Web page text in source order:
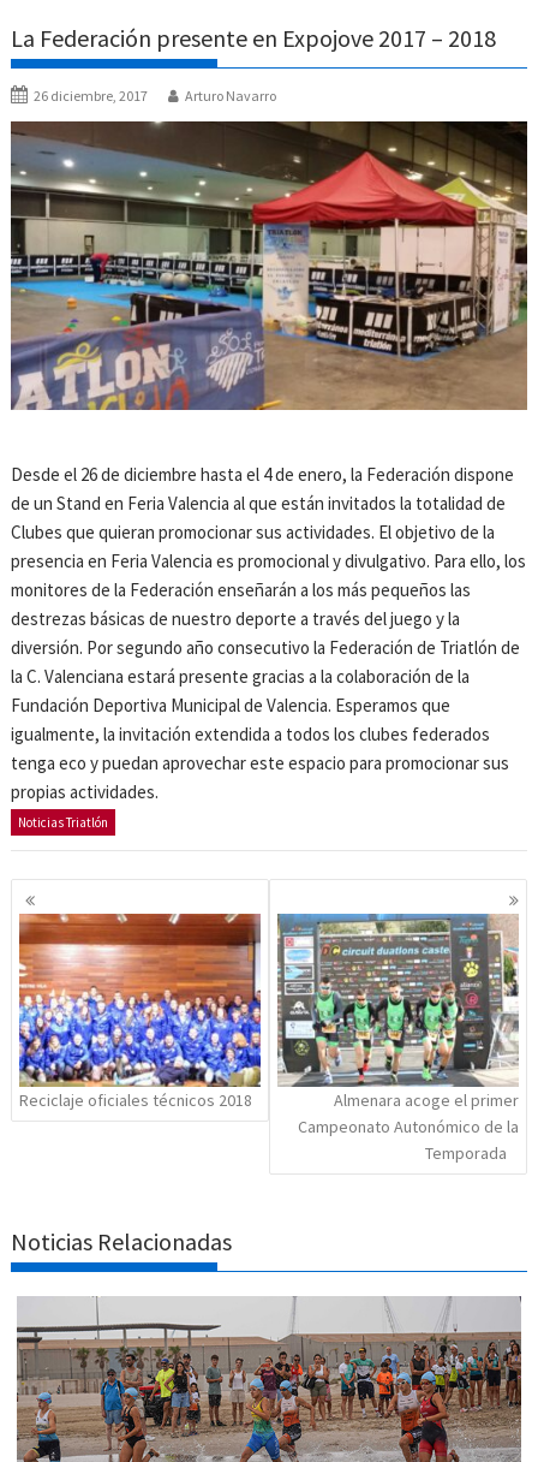
La Federación presente en Expojove 2017 – 2018
26 diciembre, 2017 Arturo Navarro
Desde el 26 de diciembre hasta el 4 de enero, la Federación dispone
de un Stand en Feria Valencia al que están invitados la totalidad de
Clubes que quieran promocionar sus actividades. El objetivo de la
presencia en Feria Valencia es promocional y divulgativo. Para ello, los
monitores de la Federación enseñarán a los más pequeños las
destrezas básicas de nuestro deporte a través del juego y la
diversión. Por segundo año consecutivo la Federación de Triatlón de
la C. Valenciana estará presente gracias a la colaboración de la
Fundación Deportiva Municipal de Valencia. Esperamos que
igualmente, la invitación extendida a todos los clubes federados
tenga eco y puedan aprovechar este espacio para promocionar sus
propias actividades.
Noticias Triatlón
Navegación
de
entradas
Reciclaje oficiales técnicos 2018
Almenara acoge el primer
Campeonato Autonómico de la
Temporada
Noticias Relacionadas